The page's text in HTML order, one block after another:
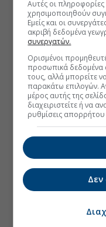
Αυτές οι πληροφορίες
χρησιμοποιηθούν
Εμείς και οι
ακριβή δεδομένα
συνεργατών.
Ορισμένοι
προσωπικά δεδομένα
τους, αλλά μπορείτε
παρακάτω επιλογών.
μέρος αυτής της
διαχειριστείτε ή να
ρυθμίσεις απορρήτου
Δεν